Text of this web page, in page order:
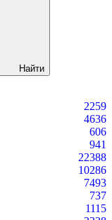
Найти
2259
4636
606
941
22388
10286
7493
737
1115